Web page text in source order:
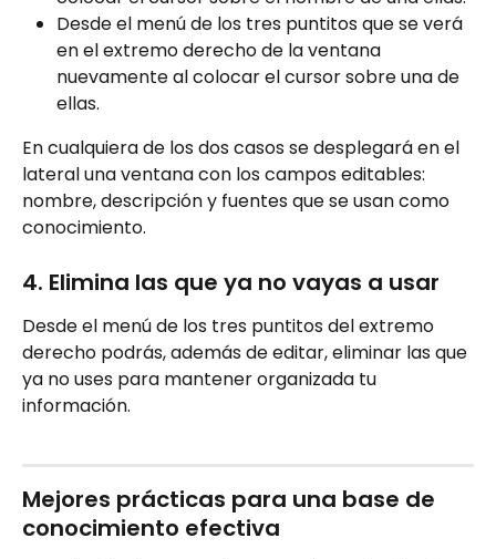
Desde el menú de los tres puntitos que se verá
en el extremo derecho de la ventana
nuevamente al colocar el cursor sobre una de
ellas.
En cualquiera de los dos casos se desplegará en el
lateral una ventana con los campos editables:
nombre, descripción y fuentes que se usan como
conocimiento.
4. Elimina las que ya no vayas a usar
Desde el menú de los tres puntitos del extremo
derecho podrás, además de editar, eliminar las que
ya no uses para mantener organizada tu
información.
Mejores prácticas para una base de
conocimiento efectiva